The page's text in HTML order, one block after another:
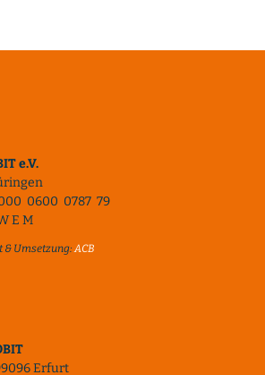
e.V.
0600 0787 79
E M
& Umsetzung:ACB
Erfurt